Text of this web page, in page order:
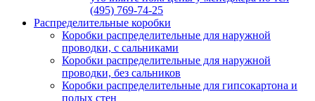
(495) 769-74-25
Распределительные коробки
Коробки распределительные для наружной
проводки, с сальниками
Коробки распределительные для наружной
проводки, без сальников
Коробки распределительные для гипсокартона и
полых стен